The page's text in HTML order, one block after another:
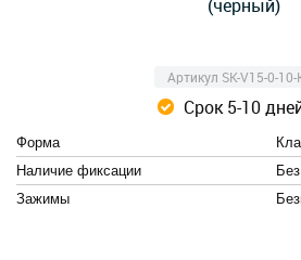
(черный)
Артикул SK-V15-0-10-
Срок 5-10
Форма
Наличие фиксации
Зажимы